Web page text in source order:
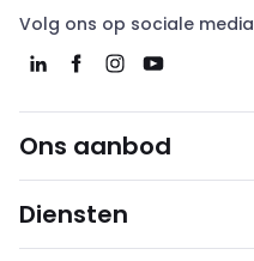
Volg ons op sociale media
Ons aanbod
Diensten